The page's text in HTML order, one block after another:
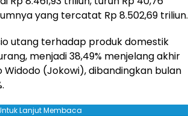
yang tercatat Rp 8.502,69 triliun.
utang terhadap produk domestik
menjadi 38,49% menjelang akhir
(Jokowi), dibandingkan bulan
Lanjut Membaca